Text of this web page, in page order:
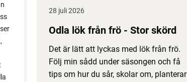
28 juli 2026
Odla lök från frö - Stor skörd
Det är lätt att lyckas med lök från frö.
Följ min sådd under säsongen och få
tips om hur du sår, skolar om, planterar